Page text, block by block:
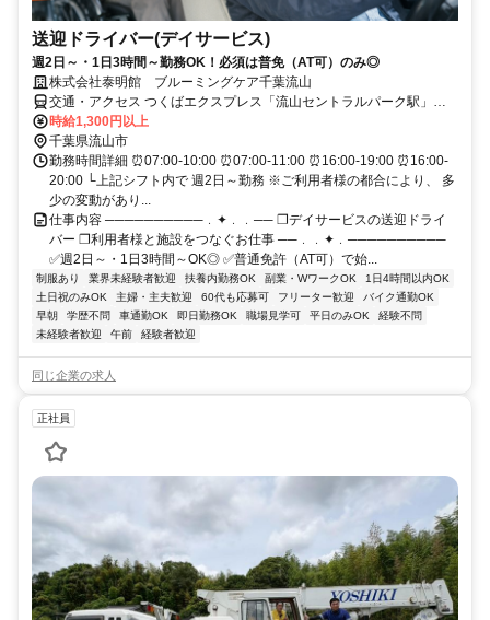
送迎ドライバー(デイサービス)
週2日～・1日3時間～勤務OK！必須は普免（AT可）のみ◎
株式会社泰明館 ブルーミングケア千葉流山
交通・アクセス つくばエクスプレス「流山セントラルパーク駅」か
ら徒歩10分 ★車・バイク通勤OK
時給1,300円以上
千葉県流山市
勤務時間詳細 ⏰07:00-10:00 ⏰07:00-11:00 ⏰16:00-19:00 ⏰16:00-
20:00 └上記シフト内で 週2日～勤務 ※ご利用者様の都合により、 多
少の変動があり...
仕事内容 ──────────﹒✦﹒﹒── ❐デイサービスの送迎ドライ
バー ❐利用者様と施設をつなぐお仕事 ──﹒﹒✦﹒──────────
✅週2日～・1日3時間～OK◎ ✅普通免許（AT可）で始...
制服あり 業界未経験者歓迎 扶養内勤務OK 副業・WワークOK
1日4時間以内OK
土日祝のみOK
主婦・主夫歓迎 60代も応募可 フリーター歓迎
バイク通勤OK
早朝
学歴不問 車通勤OK 即日勤務OK 職場見学可 平日のみOK
経験不問
未経験者歓迎
午前 経験者歓迎
同じ企業の求人
正社員